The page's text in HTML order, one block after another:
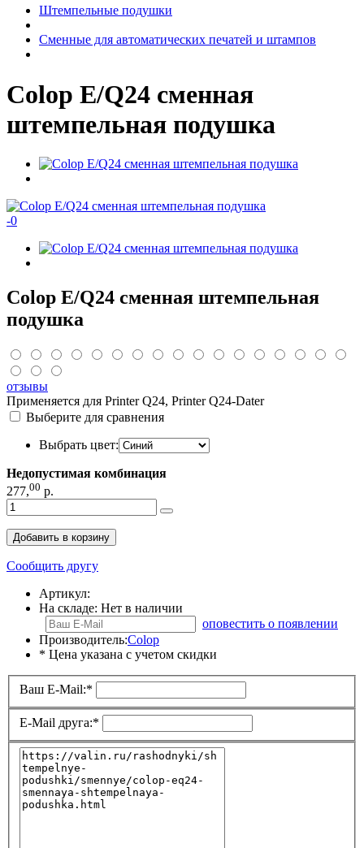
Штемпельные подушки
Сменные для автоматических печатей и штампов
Colop E/Q24 сменная
штемпельная подушка
-0
Colop E/Q24 сменная штемпельная
подушка
отзывы
Применяется для Printer Q24, Printer Q24-Dater
Выберите для сравнения
Выбрать цвет:
Недопустимая комбинация
277,00 р.
Добавить в корзину
Сообщить другу
Артикул:
На складе: Нет в наличии
оповестить о появлении
Производитель:Colop
* Цена указана с учетом скидки
Ваш E-Mail:*
E-Mail друга:*